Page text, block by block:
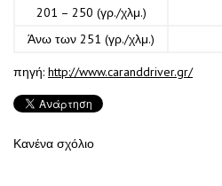
201 – 250 (γρ./χλμ.)
Άνω των 251 (γρ./χλμ.)
πηγή: http://www.caranddriver.gr/
Κανένα σχόλιο